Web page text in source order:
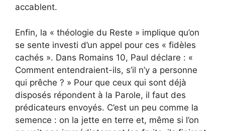
accablent.
Enfin, la « théologie du Reste » implique qu’on
se sente investi d’un appel pour ces « fidèles
cachés ». Dans Romains 10, Paul déclare : «
Comment entendraient-ils, s’il n’y a personne
qui prêche ? » Pour que ceux qui sont déjà
disposés répondent à la Parole, il faut des
prédicateurs envoyés. C’est un peu comme la
semence : on la jette en terre et, même si l’on